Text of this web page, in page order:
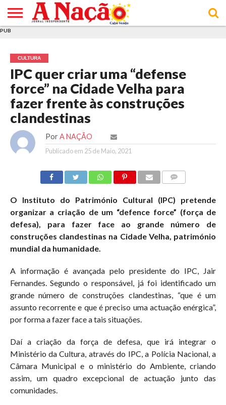
E DE
COOKIES
DE
UTILIZAÇÃO
PUB
CULTURA
IPC quer criar uma “defense
force” na Cidade Velha para
fazer frente às construções
clandestinas
Por A NAÇÃO
Publicado em 25 de Maio, 2021
O Instituto do Património Cultural (IPC) pretende
organizar a criação de um “defence force” (força de
defesa), para fazer face ao grande número de
construções clandestinas na Cidade Velha, património
mundial da humanidade.
A informação é avançada pelo presidente do IPC, Jair
Fernandes. Segundo o responsável, já foi identificado um
grande número de construções clandestinas, “que é um
assunto recorrente e que é preciso uma actuação enérgica”,
por forma a fazer face a tais situações.
Daí a criação da força de defesa, que irá integrar o
Ministério da Cultura, através do IPC, a Polícia Nacional, a
Câmara Municipal e o ministério do Ambiente, criando
assim, um quadro excepcional de actuação junto das
comunidades.